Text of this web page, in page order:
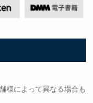
様によって異なる場合も